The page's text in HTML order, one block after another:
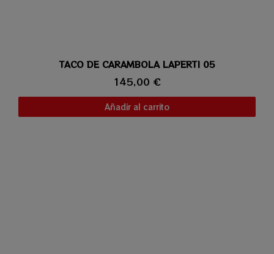
Vista rápida
TACO DE CARAMBOLA LAPERTI 05
145,00 €
Añadir al carrito